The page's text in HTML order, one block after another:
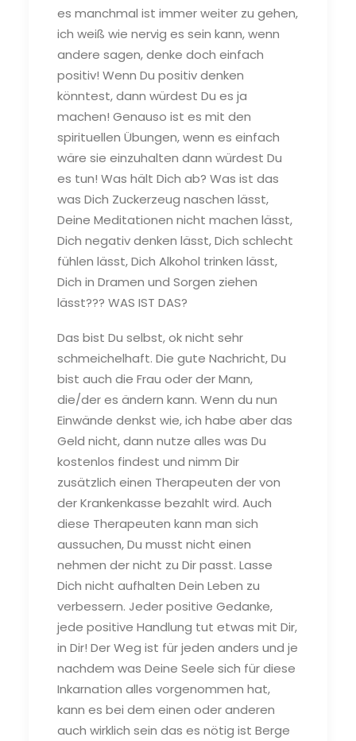
es manchmal ist immer weiter zu gehen,
ich weiß wie nervig es sein kann, wenn
andere sagen, denke doch einfach
positiv! Wenn Du positiv denken
könntest, dann würdest Du es ja
machen! Genauso ist es mit den
spirituellen Übungen, wenn es einfach
wäre sie einzuhalten dann würdest Du
es tun! Was hält Dich ab? Was ist das
was Dich Zuckerzeug naschen lässt,
Deine Meditationen nicht machen lässt,
Dich negativ denken lässt, Dich schlecht
fühlen lässt, Dich Alkohol trinken lässt,
Dich in Dramen und Sorgen ziehen
lässt??? WAS IST DAS?
Das bist Du selbst, ok nicht sehr
schmeichelhaft. Die gute Nachricht, Du
bist auch die Frau oder der Mann,
die/der es ändern kann. Wenn du nun
Einwände denkst wie, ich habe aber das
Geld nicht, dann nutze alles was Du
kostenlos findest und nimm Dir
zusätzlich einen Therapeuten der von
der Krankenkasse bezahlt wird. Auch
diese Therapeuten kann man sich
aussuchen, Du musst nicht einen
nehmen der nicht zu Dir passt. Lasse
Dich nicht aufhalten Dein Leben zu
verbessern. Jeder positive Gedanke,
jede positive Handlung tut etwas mit Dir,
in Dir! Der Weg ist für jeden anders und je
nachdem was Deine Seele sich für diese
Inkarnation alles vorgenommen hat,
kann es bei dem einen oder anderen
auch wirklich sein das es nötig ist Berge